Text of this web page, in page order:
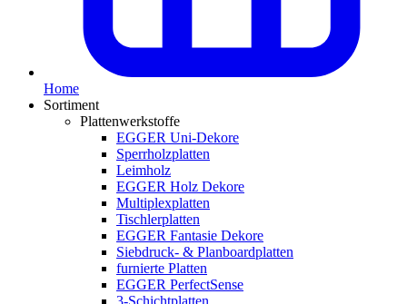
Home
Sortiment
Plattenwerkstoffe
EGGER Uni-Dekore
Sperrholzplatten
Leimholz
EGGER Holz Dekore
Multiplexplatten
Tischlerplatten
EGGER Fantasie Dekore
Siebdruck- & Planboardplatten
furnierte Platten
EGGER PerfectSense